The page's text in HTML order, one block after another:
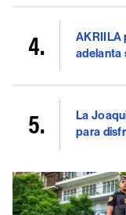
AKRIILA
adelanta
La
para